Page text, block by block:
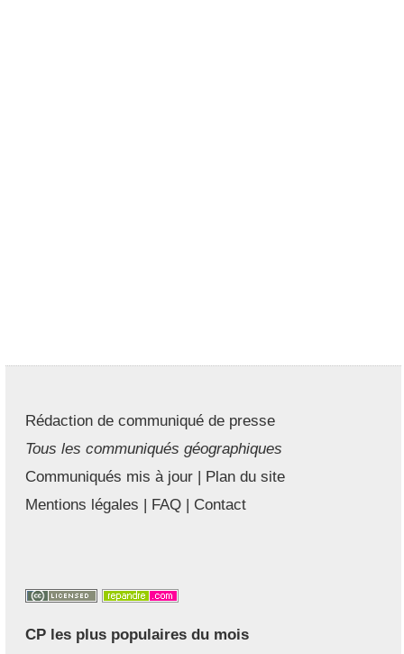
Rédaction de communiqué de presse
Tous les communiqués géographiques
Communiqués mis à jour | Plan du site
Mentions légales | FAQ | Contact
CP les plus populaires du mois